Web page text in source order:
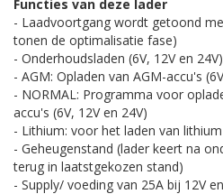
Functies van deze lader
- Laadvoortgang wordt getoond
tonen de optimalisatie fase)
- Onderhoudsladen (6V, 12V en 24V)
- AGM: Opladen van AGM-accu's
- NORMAL: Programma voor
accu's (6V, 12V en 24V)
- Lithium: voor het laden van
- Geheugenstand (lader keert na
terug in laatstgekozen stand)
- Supply/ voeding van 25A bij 12V